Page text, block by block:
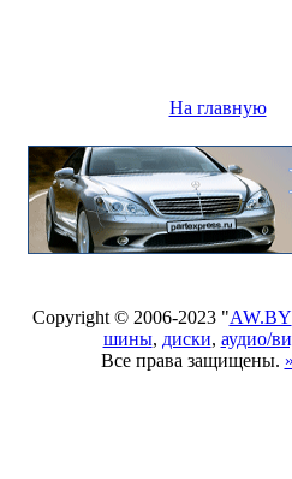
На главную
Copyright © 2006-2023 "AW.BY
шины, диски, аудио/
Все права защищены.